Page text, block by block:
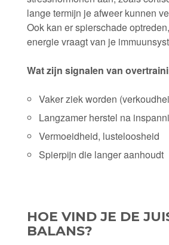
lange termijn je afweer kunnen
Ook kan er spierschade
energie vraagt van je
Wat zijn signalen van
Vaker ziek worden
Langzamer herstel na
Vermoeidheid, lusteloosheid
Spierpijn die langer aanhoudt
HOE VIND JE DE
BALANS?